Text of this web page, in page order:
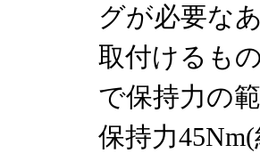
グが必要な
取付けるも
で保持力の
保持力